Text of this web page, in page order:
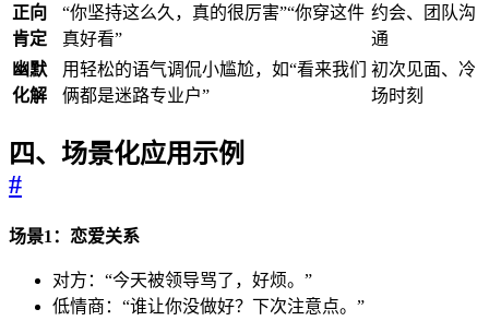
正向
肯定
“你坚持这么久，真的很厉害”“你穿这件
真好看”
约会、团队沟
通
幽默
化解
用轻松的语气调侃小尴尬，如“看来我们
俩都是迷路专业户”
初次见面、冷
场时刻
四、场景化应用示例
#
场景1：恋爱关系
对方：“今天被领导骂了，好烦。”
低情商：“谁让你没做好？下次注意点。”